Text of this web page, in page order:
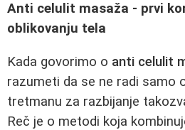
Anti celulit masaža - prvi
oblikovanju tela
Kada govorimo o anti celulit
razumeti da se ne radi samo
tretmanu za razbijanje
Reč je o metodi koja